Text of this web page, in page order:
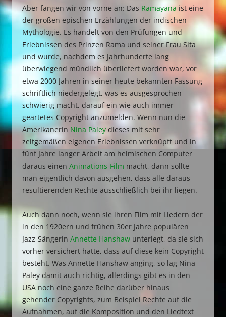
Aber fangen wir von vorne an: Das Ramayana ist eine
der großen epischen Erzählungen der indischen
Mythologie. Es handelt von den Prüfungen und
Erlebnissen des Prinzen Rama und seiner Frau Sita
und wurde, nachdem es Jahrhunderte lang
überwiegend mündlich überliefert worden war, vor
etwa 2000 Jahren in seiner heute bekannten Fassung
schriftlich niedergelegt, was es ausgesprochen
schwierig macht, darauf ein wie auch immer
geartetes Copyright anzumelden. Wenn nun die
Amerikanerin Nina Paley dieses mit sehr
zeitgemäßen eigenen Erlebnissen verknüpft und in
fünf Jahre langer Arbeit am heimischen Computer
daraus einen Animations-Film macht, dann sollte
man eigentlich davon ausgehen, dass alle daraus
resultierenden Rechte ausschließlich bei ihr liegen.
Auch dann noch, wenn sie ihren Film mit Liedern der
in den 1920ern und frühen 30er Jahre populären
Jazz-Sängerin Annette Hanshaw unterlegt, da sie sich
vorher versichert hatte, dass auf diese kein Copyright
besteht. Was Annette Hanshaw anging, so lag Nina
Paley damit auch richtig, allerdings gibt es in den
USA noch eine ganze Reihe darüber hinaus
gehender Copyrights, zum Beispiel Rechte auf die
Aufnahmen, auf die Komposition und den Liedtext